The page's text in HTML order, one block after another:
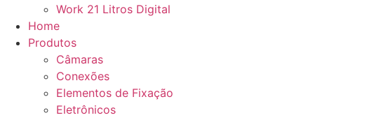
Work 21 Litros Digital
Home
Produtos
Câmaras
Conexões
Elementos de Fixação
Eletrônicos